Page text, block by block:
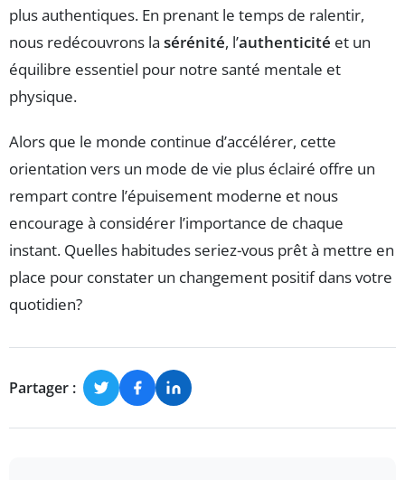
plus authentiques. En prenant le temps de ralentir,
nous redécouvrons la sérénité, l’authenticité et un
équilibre essentiel pour notre santé mentale et
physique.
Alors que le monde continue d’accélérer, cette
orientation vers un mode de vie plus éclairé offre un
rempart contre l’épuisement moderne et nous
encourage à considérer l’importance de chaque
instant. Quelles habitudes seriez-vous prêt à mettre en
place pour constater un changement positif dans votre
quotidien?
Partager :